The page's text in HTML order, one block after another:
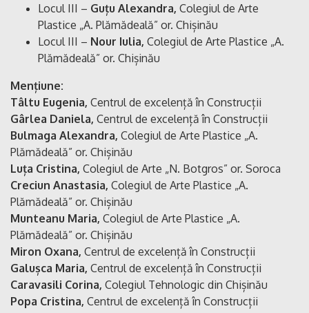
Locul III – Guțu Alexandra, Colegiul de Arte
Plastice „A. Plămădeală” or. Chișinău
Locul III – Nour Iulia, Colegiul de Arte Plastice „A.
Plămădeală” or. Chișinău
Mențiune:
Tâltu Eugenia, Centrul de excelență în Construcții
Gârlea Daniela, Centrul de excelență în Construcții
Bulmaga Alexandra, Colegiul de Arte Plastice „A.
Plămădeală” or. Chișinău
Luța Cristina, Colegiul de Arte „N. Botgros” or. Soroca
Creciun Anastasia, Colegiul de Arte Plastice „A.
Plămădeală” or. Chișinău
Munteanu Maria, Colegiul de Arte Plastice „A.
Plămădeală” or. Chișinău
Miron Oxana, Centrul de excelență în Construcții
Galușca Maria, Centrul de excelență în Construcții
Caravasili Corina, Colegiul Tehnologic din Chișinău
Popa Cristina, Centrul de excelență în Construcții